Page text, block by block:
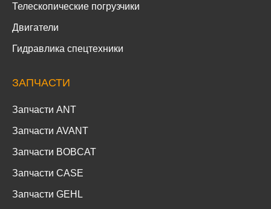
Телескопические погрузчики
Двигатели
Гидравлика спецтехники
ЗАПЧАСТИ
Запчасти ANT
Запчасти AVANT
Запчасти BOBCAT
Запчасти CASE
Запчасти GEHL